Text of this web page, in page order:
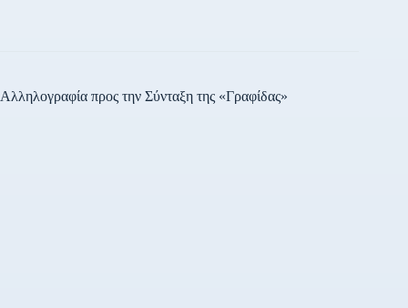
Αλληλογραφία προς την Σύνταξη της «Γραφίδας»